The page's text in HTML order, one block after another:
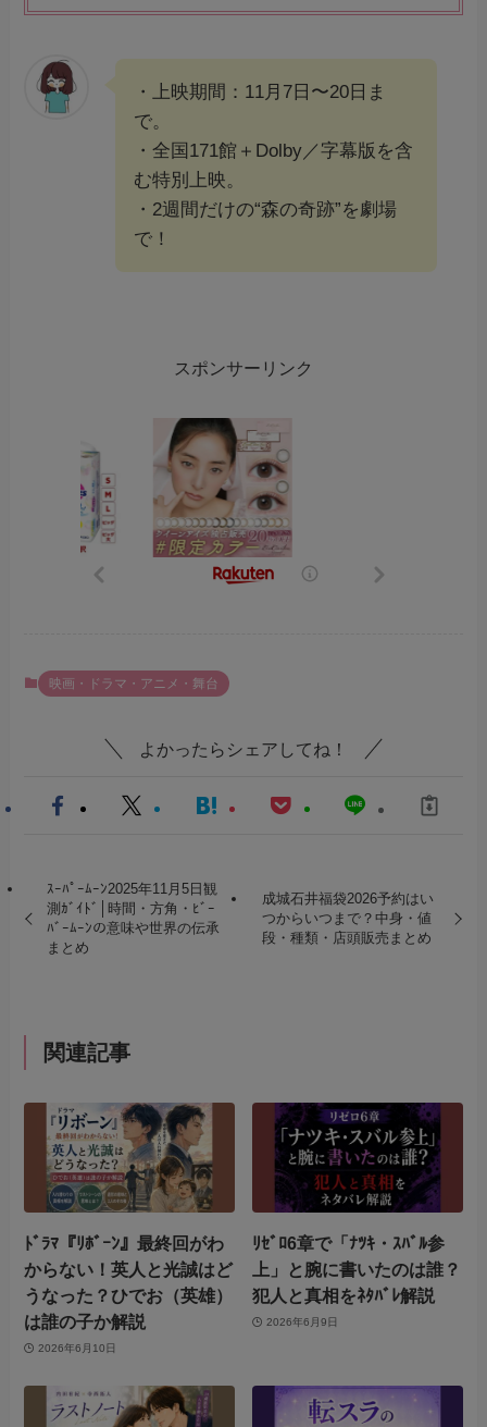
・上映期間：11月7日〜20日ま
で。
・全国171館＋Dolby／字幕版を含
む特別上映。
・2週間だけの“森の奇跡”を劇場
で！
スポンサーリンク
映画・ドラマ・アニメ・舞台
よかったらシェアしてね！
ｽｰﾊﾟｰﾑｰﾝ2025年11月5日観
測ｶﾞｲﾄﾞ│時間・方角・ﾋﾞｰ
ﾊﾞｰﾑｰﾝの意味や世界の伝承
まとめ
成城石井福袋2026予約はい
つからいつまで？中身・値
段・種類・店頭販売まとめ
関連記事
ﾄﾞﾗﾏ『ﾘﾎﾞｰﾝ』最終回がわ
からない！英人と光誠はど
うなった？ひでお（英雄）
は誰の子か解説
2026年6月10日
ﾘｾﾞﾛ6章で「ﾅﾂｷ・ｽﾊﾞﾙ参
上」と腕に書いたのは誰？
犯人と真相をﾈﾀﾊﾞﾚ解説
2026年6月9日